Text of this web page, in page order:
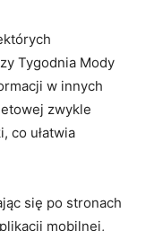
Tygodnia Mody
w innych
zwykle
co ułatwia
się po stronach‌
mobilnej,‍